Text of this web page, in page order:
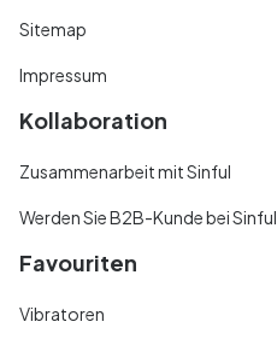
Sitemap
Impressum
Kollaboration
Zusammenarbeit mit Sinful
Werden Sie B2B-Kunde bei Sinful
Favouriten
Vibratoren